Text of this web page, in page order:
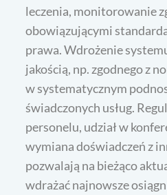
leczenia, monitorowanie
obowiązującymi
prawa. Wdrożenie
jakością, np. zgodnego z
w systematycznym
świadczonych usług.
personelu, udział w
wymiana doświadczeń z
pozwalają na bieżąco
wdrażać najnowsze